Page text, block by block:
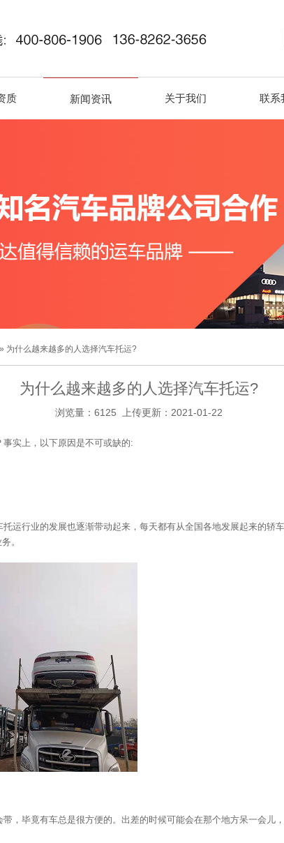
质 新闻资讯 关于我们 联系
» 为什么越来越多的人选择汽车托运?
为什么越来越多的人选择汽车托运?
浏览量：6125 上传更新：2021-01-22
实上，以下原因是不可或缺的:
运行业的发展也逐渐带动起来，每天都有从全国各地发展起来的轿
。
，毕竟有车总是很方便的。出差的时候可能会在那个地方呆一会儿